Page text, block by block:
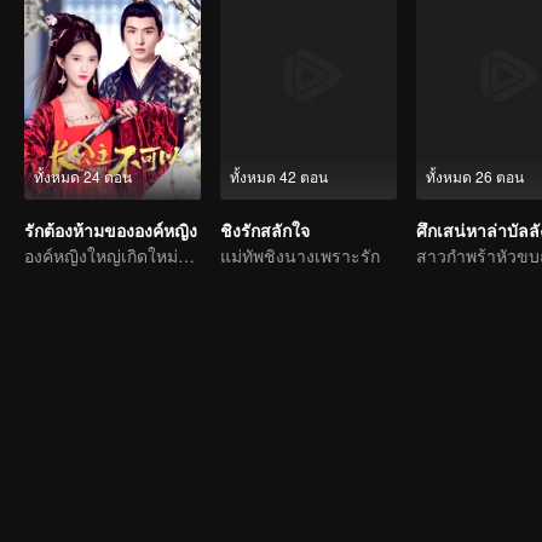
ทั้งหมด 24 ตอน
รักต้องห้ามขององค์หญิง
องค์หญิงใหญ่เกิดใหม่พบองครักษ์ผู้ภักดีอีกครั้ง
ทั้งหมด 42 ตอน
ชิงรักสลักใจ
แม่ทัพชิงนางเพราะรัก
ทั้งหมด 26 ตอน
ศึกเสน่หาล่าบัลลั